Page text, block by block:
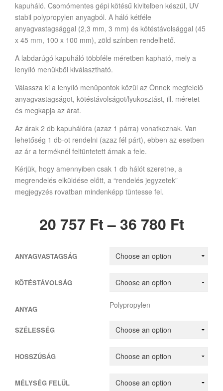
kapuháló. Csomómentes gépi kötésű kivitelben készül, UV
stabil polypropylen anyagból. A háló kétféle
anyagvastagsággal (2,3 mm, 3 mm) és kötéstávolsággal (45
x 45 mm, 100 x 100 mm), zöld színben rendelhető.
A labdarúgó kapuháló többféle méretben kapható, mely a
lenyíló menükből kiválasztható.
Válassza ki a lenyíló menüpontok közül az Önnek megfelelő
anyagvastagságot, kötéstávolságot/lyukosztást, ill. méretet
és megkapja az árat.
Az árak 2 db kapuhálóra (azaz 1 párra) vonatkoznak. Van
lehetőség 1 db-ot rendelni (azaz fél párt), ebben az esetben
az ár a terméknél feltüntetett árnak a fele.
Kérjük, hogy amennyiben csak 1 db hálót szeretne, a
megrendelés elküldése előtt, a “rendelés jegyzetek”
megjegyzés rovatban mindenképp tüntesse fel.
20 757 Ft– 36 780 Ft
ANYAGVASTAGSÁG
KÖTÉSTÁVOLSÁG
ANYAG Polypropylen
SZÉLESSÉG
HOSSZÚSÁG
MÉLYSÉG FELÜL